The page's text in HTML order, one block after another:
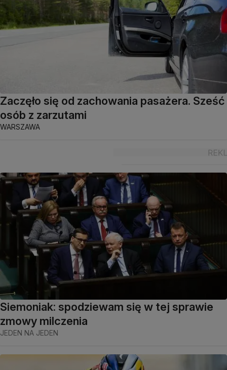
Zaczęło się od zachowania pasażera. Sześć
osób z zarzutami
WARSZAWA
Siemoniak: spodziewam się w tej sprawie
zmowy milczenia
JEDEN NA JEDEN